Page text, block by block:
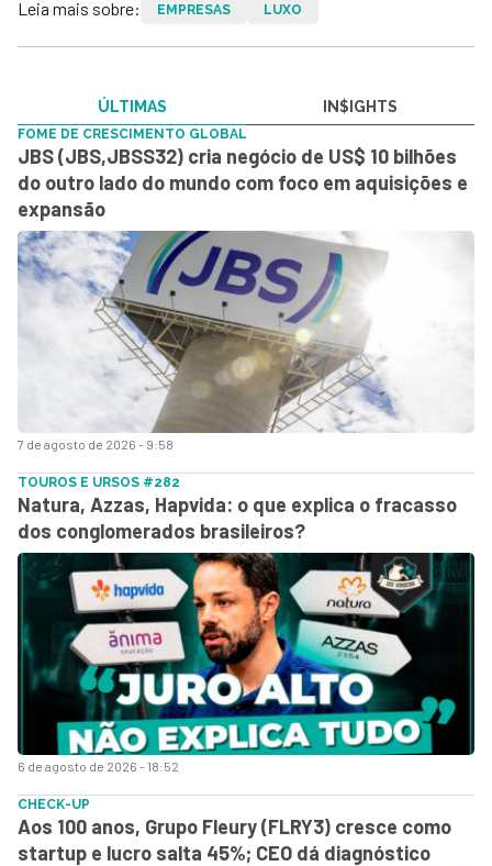
Leia mais sobre: EMPRESAS LUXO
ÚLTIMAS IN$IGHTS
7 de agosto de 2026 - 9:58
FOME DE CRESCIMENTO GLOBAL
JBS (JBS,JBSS32) cria negócio de US$ 10 bilhões
do outro lado do mundo com foco em aquisições e
expansão
6 de agosto de 2026 - 18:52
TOUROS E URSOS #282
Natura, Azzas, Hapvida: o que explica o fracasso
dos conglomerados brasileiros?
CHECK-UP
Aos 100 anos, Grupo Fleury (FLRY3) cresce como
startup e lucro salta 45%; CEO dá diagnóstico